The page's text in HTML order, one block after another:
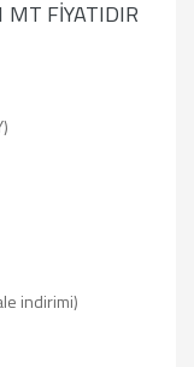
MT FİYATIDIR
indirimi)